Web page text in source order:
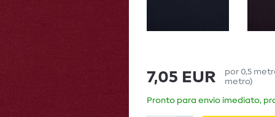
7,05 EUR por 0,5
metro)
Pronto para envio imediato,